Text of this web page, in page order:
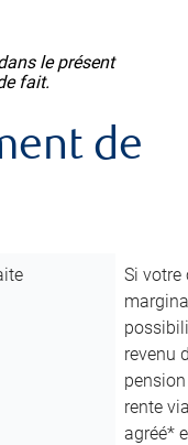
le présent
fait.
de
Si votre
revenu
rente
agréé*